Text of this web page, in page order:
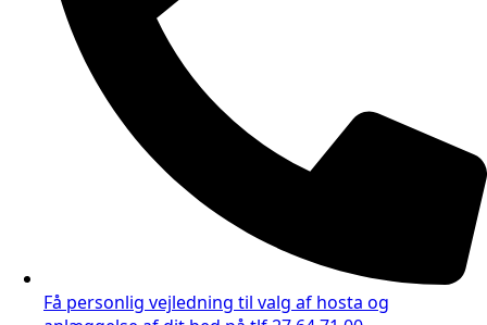
Få personlig vejledning til valg af hosta og